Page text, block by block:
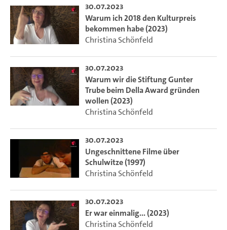
30.07.2023
Warum ich 2018 den Kulturpreis
bekommen habe (2023)
Christina Schönfeld
30.07.2023
Warum wir die Stiftung Gunter
Trube beim Della Award gründen
wollen (2023)
Christina Schönfeld
30.07.2023
Ungeschnittene Filme über
Schulwitze (1997)
Christina Schönfeld
30.07.2023
Er war einmalig... (2023)
Christina Schönfeld